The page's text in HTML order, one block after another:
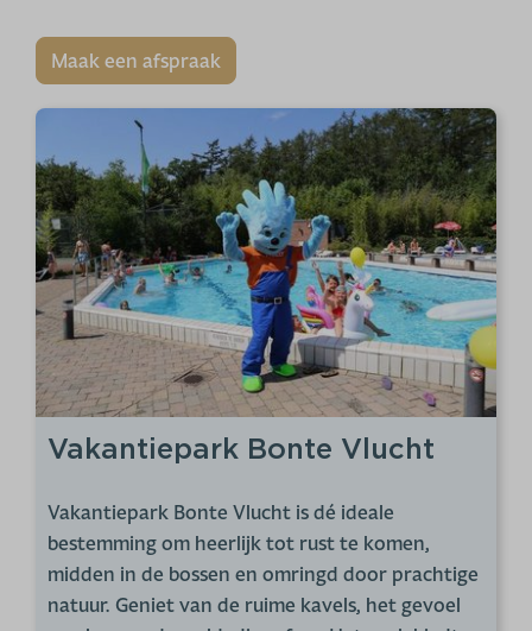
Maak een afspraak
Vakantiepark Bonte Vlucht
Vakantiepark Bonte Vlucht is dé ideale
bestemming om heerlijk tot rust te komen,
midden in de bossen en omringd door prachtige
natuur. Geniet van de ruime kavels, het gevoel